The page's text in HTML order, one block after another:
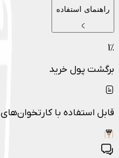
راهنمای استفاده
1٪
برگشت پول خرید
قابل استفاده با کارتخوان‌های